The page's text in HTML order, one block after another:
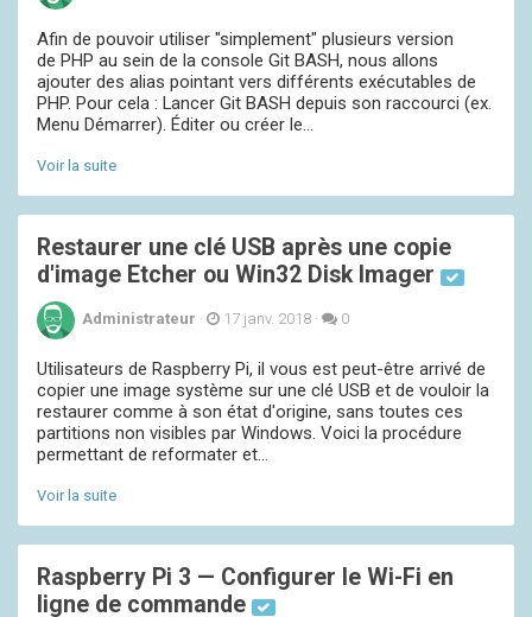
Afin de pouvoir utiliser "simplement" plusieurs version
de PHP au sein de la console Git BASH, nous allons
ajouter des alias pointant vers différents exécutables de
PHP. Pour cela : Lancer Git BASH depuis son raccourci (ex.
Menu Démarrer). Éditer ou créer le...
Voir la suite
Restaurer une clé USB après une copie
d'image Etcher ou Win32 Disk Imager
Administrateur · 17 janv. 2018 · 0
Utilisateurs de Raspberry Pi, il vous est peut-être arrivé de
copier une image système sur une clé USB et de vouloir la
restaurer comme à son état d'origine, sans toutes ces
partitions non visibles par Windows. Voici la procédure
permettant de reformater et...
Voir la suite
Raspberry Pi 3 — Configurer le Wi-Fi en
ligne de commande